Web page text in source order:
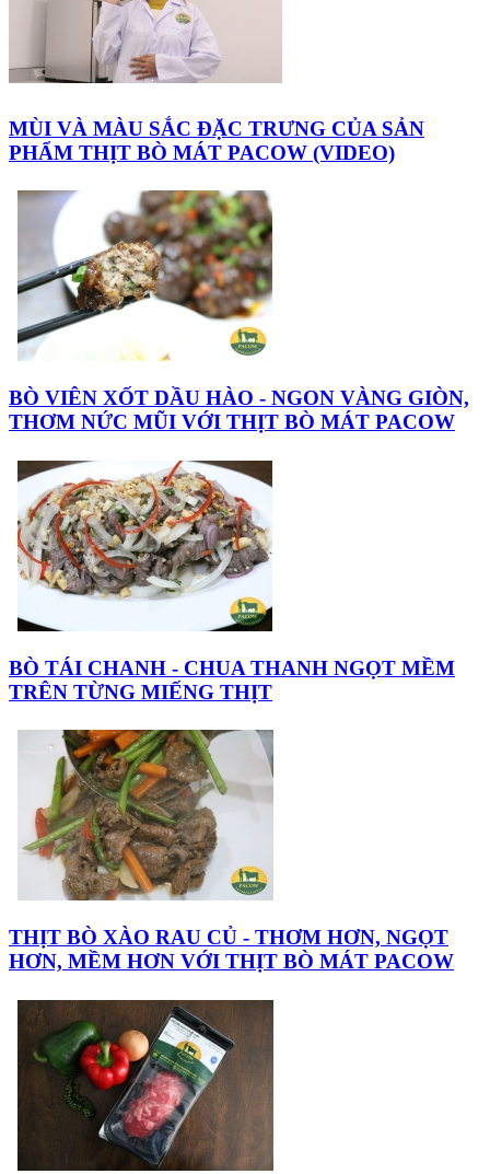
MÙI VÀ MÀU SẮC ĐẶC TRƯNG CỦA SẢN
PHẨM THỊT BÒ MÁT PACOW (VIDEO)
BÒ VIÊN XỐT DẦU HÀO - NGON VÀNG GIÒN,
THƠM NỨC MŨI VỚI THỊT BÒ MÁT PACOW
BÒ TÁI CHANH - CHUA THANH NGỌT MỀM
TRÊN TỪNG MIẾNG THỊT
THỊT BÒ XÀO RAU CỦ - THƠM HƠN, NGỌT
HƠN, MỀM HƠN VỚI THỊT BÒ MÁT PACOW